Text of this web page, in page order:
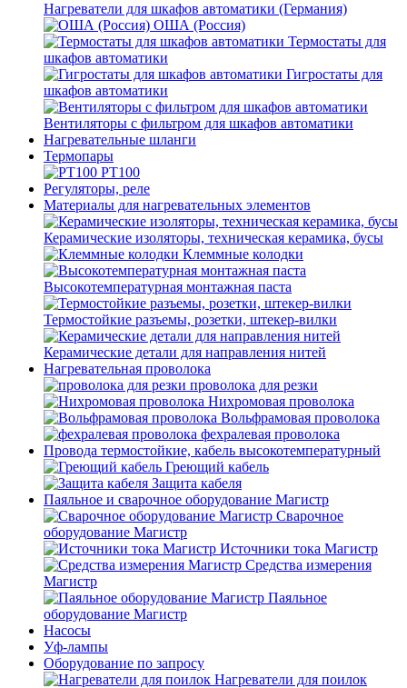
Нагреватели для шкафов автоматики (Германия)
ОША (Россия)
Термостаты для
шкафов автоматики
Гигростаты для
шкафов автоматики
Вентиляторы с фильтром для шкафов автоматики
Нагревательные шланги
Термопары
PT100
Регуляторы, реле
Материалы для нагревательных элементов
Керамические изоляторы, техническая керамика, бусы
Клеммные колодки
Высокотемпературная монтажная паста
Термостойкие разъемы, розетки, штекер-вилки
Керамические детали для направления нитей
Нагревательная проволока
проволока для резки
Нихромовая проволока
Вольфрамовая проволока
фехралевая проволока
Провода термостойкие, кабель высокотемпературный
Греющий кабель
Защита кабеля
Паяльное и сварочное оборудование Магистр
Сварочное
оборудование Магистр
Источники тока Магистр
Средства измерения
Магистр
Паяльное
оборудование Магистр
Насосы
Уф-лампы
Оборудование по запросу
Нагреватели для поилок